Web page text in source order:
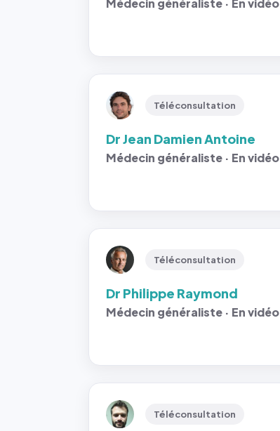
Médecin généraliste · En vidéo
Téléconsultation
Dr Jean Damien Antoine
Médecin généraliste · En vidéo
Téléconsultation
Dr Philippe Raymond
Médecin généraliste · En vidéo
Téléconsultation